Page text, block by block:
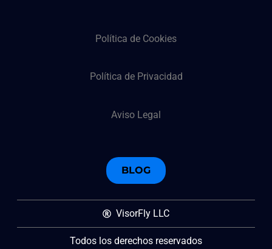
Política de Cookies
Política de Privacidad
Aviso Legal
BLOG
VisorFly LLC
Todos los derechos reservados